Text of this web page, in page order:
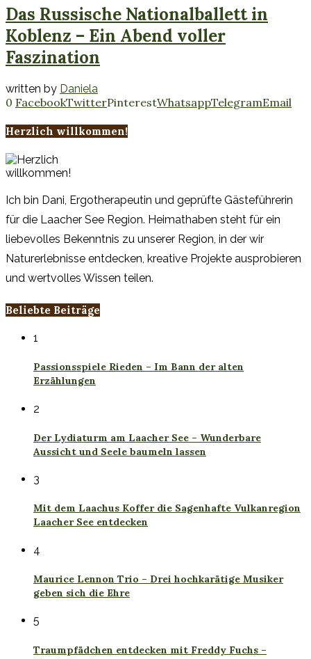
Das Russische Nationalballett in
Koblenz – Ein Abend voller
Faszination
written by Daniela
0 FacebookTwitterPinterestWhatsappTelegramEmail
Herzlich willkommen!
Ich bin Dani, Ergotherapeutin und geprüfte Gästeführerin
für die Laacher See Region. Heimathaben steht für ein
liebevolles Bekenntnis zu unserer Region, in der wir
Naturerlebnisse entdecken, kreative Projekte ausprobieren
und wertvolles Wissen teilen.
Beliebte Beiträge
1
Passionsspiele Rieden – Im Bann der alten
Erzählungen
2
Der Lydiaturm am Laacher See – Wunderbare
Aussicht und Seele baumeln lassen
3
Mit dem Laachus Koffer die Sagenhafte Vulkanregion
Laacher See entdecken
4
Maurice Lennon Trio – Drei hochkarätige Musiker
geben sich die Ehre
5
Traumpfädchen entdecken mit Freddy Fuchs –